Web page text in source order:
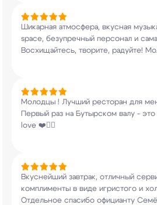
Шикарная атмосфера, вкусная
space, безупречный персонал и
Восхищайтесь, творите, радуйте!
Молодцы ! Лучший ресторан для
Первый раз на Бутырском валу - это
love ❤️🧚‍♀️
Вкуснейший завтрак, отличный
комплименты в виде игристого и
Отдельное спасибо официанту